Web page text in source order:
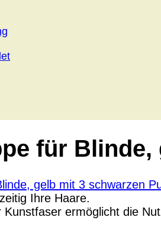
für
Ihre Haare.
Kunstfaser ermöglicht die